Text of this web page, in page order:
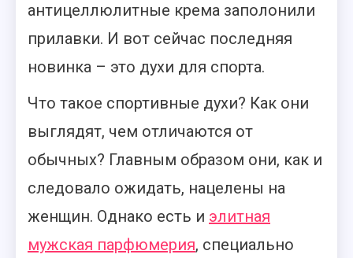
антицеллюлитные крема заполонили
прилавки. И вот сейчас последняя
новинка – это духи для спорта.
Что такое спортивные духи? Как они
выглядят, чем отличаются от
обычных? Главным образом они, как и
следовало ожидать, нацелены на
женщин. Однако есть и элитная
мужская парфюмерия, специально